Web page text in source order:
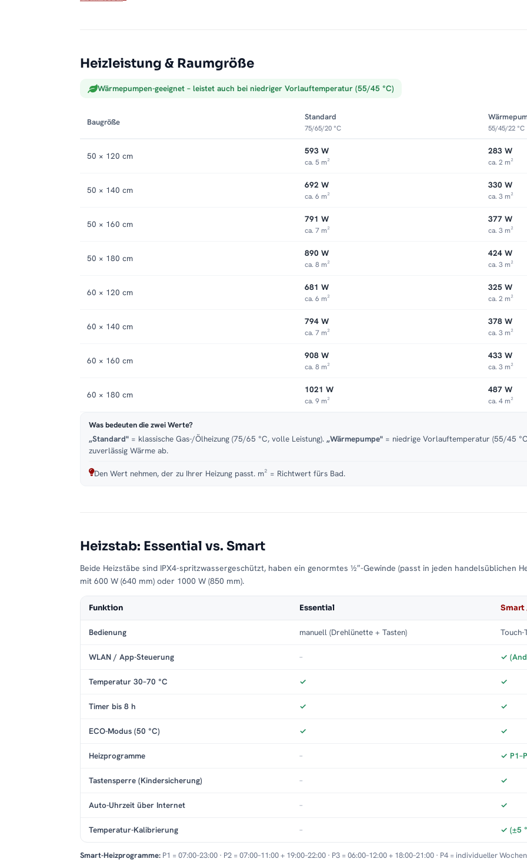
Heizleistung & Raumgröße
Wärmepumpen-geeignet – leistet auch bei niedriger Vorlauftemperatur (55/45 °C)
Baugröße
Standard
75/65/20 °C 55/45/22 °C
50 × 120 cm 593 W
ca. 5 m²
283 W
ca. 2 m²
50 × 140 cm 692 W
ca. 6 m²
330 W
ca. 3 m²
50 × 160 cm 791 W
ca. 7 m²
377 W
ca. 3 m²
50 × 180 cm 890 W
ca. 8 m²
424 W
ca. 3 m²
60 × 120 cm 681 W
ca. 6 m²
325 W
ca. 2 m²
60 × 140 cm 794 W
ca. 7 m²
378 W
ca. 3 m²
60 × 160 cm 908 W
ca. 8 m²
433 W
ca. 3 m²
60 × 180 cm 1021 W
ca. 9 m²
487 W
ca. 4 m²
Was bedeuten die zwei Werte?
„Standard" = klassische Gas-/Ölheizung (75/65 °C, volle Leistung). „Wärmepumpe" = niedrige Vorlauftemperatur (55/45
zuverlässig Wärme ab.
Den Wert nehmen, der zu Ihrer Heizung passt. m² = Richtwert fürs Bad.
Heizstab: Essential vs. Smart
Beide Heizstäbe sind IPX4-spritzwassergeschützt, haben ein genormtes ½″-Gewinde (passt in jeden handelsüblichen
mit 600 W (640 mm) oder 1000 W (850 mm).
Funktion Essential Smart
Bedienung manuell (Drehlünette + Tasten) Touch-
WLAN / App-Steuerung – ✓
Temperatur 30–70 °C ✓ ✓
Timer bis 8 h ✓ ✓
ECO-Modus (50 °C) ✓ ✓
Heizprogramme – ✓
Tastensperre (Kindersicherung) – ✓
Auto-Uhrzeit über Internet – ✓
Temperatur-Kalibrierung – ✓ (±5
Smart-Heizprogramme: P1 = 07:00–23:00 · P2 = 07:00–11:00 + 19:00–22:00 · P3 = 06:00–12:00 + 18:00–21:00 · P4 = individueller